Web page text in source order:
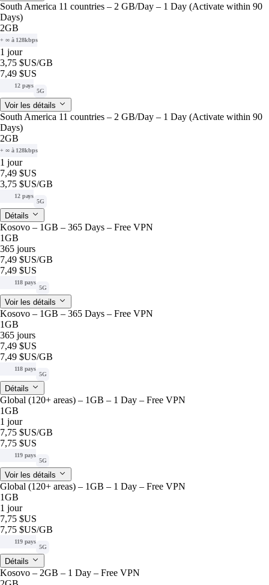
South America 11 countries – 2 GB/Day – 1 Day (Activate within 90
Days)
2GB
+ ∞ à 128kbps
1 jour
3,75 $US/GB
7,49 $US
12 pays
5G
Voir les détails
South America 11 countries – 2 GB/Day – 1 Day (Activate within 90
Days)
2GB
+ ∞ à 128kbps
1 jour
7,49 $US
3,75 $US/GB
12 pays
5G
Détails
Kosovo – 1GB – 365 Days – Free VPN
1GB
365 jours
7,49 $US/GB
7,49 $US
118 pays
5G
Voir les détails
Kosovo – 1GB – 365 Days – Free VPN
1GB
365 jours
7,49 $US
7,49 $US/GB
118 pays
5G
Détails
Global (120+ areas) – 1GB – 1 Day – Free VPN
1GB
1 jour
7,75 $US/GB
7,75 $US
119 pays
5G
Voir les détails
Global (120+ areas) – 1GB – 1 Day – Free VPN
1GB
1 jour
7,75 $US
7,75 $US/GB
119 pays
5G
Détails
Kosovo – 2GB – 1 Day – Free VPN